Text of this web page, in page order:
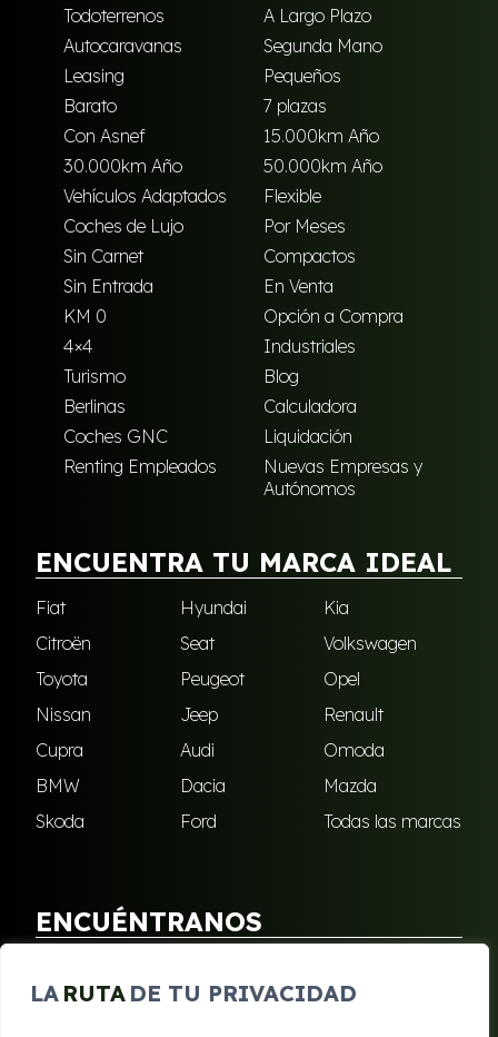
LA RUTA DE TU PRIVACIDAD
Todoterrenos
A Largo Plazo
Autocaravanas
Segunda Mano
Leasing
Pequeños
Barato
7 plazas
Con Asnef
15.000km Año
30.000km Año
50.000km Año
Vehículos Adaptados
Flexible
Coches de Lujo
Por Meses
Sin Carnet
Compactos
Sin Entrada
En Venta
KM 0
Opción a Compra
4×4
Industriales
Turismo
Blog
Berlinas
Calculadora
Coches GNC
Liquidación
Renting Empleados
Nuevas Empresas y
Autónomos
ENCUENTRA TU MARCA IDEAL
Fiat Hyundai
Kia
Citroën
Seat
Volkswagen
Toyota
Peugeot
Opel
Nissan
Jeep
Renault
Cupra
Audi
Omoda
BMW
Dacia
Mazda
Skoda
Ford Todas las marcas
ENCUÉNTRANOS
Sangonera Verde
Santa Cruz